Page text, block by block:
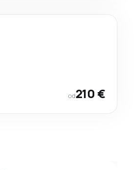
od210 €